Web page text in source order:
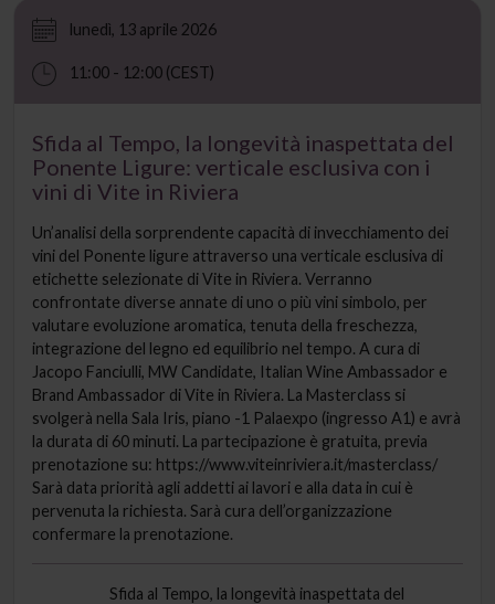
lunedì, 13 aprile 2026
11:00 - 12:00 (CEST)
Sfida al Tempo, la longevità inaspettata del
Ponente Ligure: verticale esclusiva con i
vini di Vite in Riviera
Un’analisi della sorprendente capacità di invecchiamento dei
vini del Ponente ligure attraverso una verticale esclusiva di
etichette selezionate di Vite in Riviera. Verranno
confrontate diverse annate di uno o più vini simbolo, per
valutare evoluzione aromatica, tenuta della freschezza,
integrazione del legno ed equilibrio nel tempo. A cura di
Jacopo Fanciulli, MW Candidate, Italian Wine Ambassador e
Brand Ambassador di Vite in Riviera. La Masterclass si
svolgerà nella Sala Iris, piano -1 Palaexpo (ingresso A1) e avrà
la durata di 60 minuti. La partecipazione è gratuita, previa
prenotazione su: https://www.viteinriviera.it/masterclass/
Sarà data priorità agli addetti ai lavori e alla data in cui è
pervenuta la richiesta. Sarà cura dell’organizzazione
confermare la prenotazione.
Sfida al Tempo, la longevità inaspettata del